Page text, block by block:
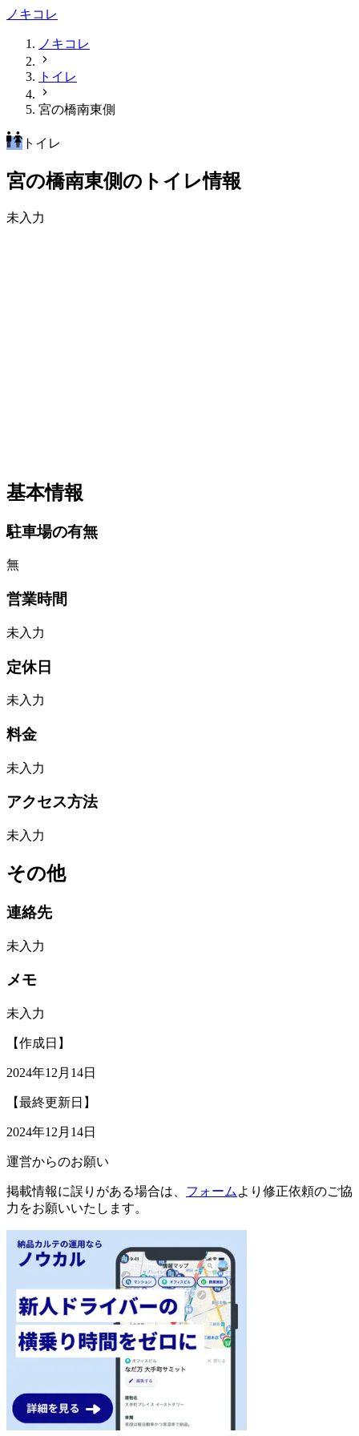
ノキコレ
ノキコレ
トイレ
宮の橋南東側
トイレ
宮の橋南東側のトイレ情報
未入力
基本情報
駐車場の有無
無
営業時間
未入力
定休日
未入力
料金
未入力
アクセス方法
未入力
その他
連絡先
未入力
メモ
未入力
【作成日】
2024年12月14日
【最終更新日】
2024年12月14日
運営からのお願い
掲載情報に誤りがある場合は、 フォーム より修正依頼のご協
力をお願いいたします。